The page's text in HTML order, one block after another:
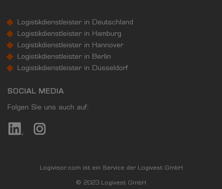
Logistikdienstleister in Deutschland
Logistikdienstleister in Hamburg
Logistikdienstleister in Hannover
Logistikdienstleister in Berlin
Logistikdienstleister in Düsseldorf
SOCIAL MEDIA
Folgen Sie uns auch auf:
Logivisor.com ist ein Service der Logivest GmbH
© 2023 Logivest GmbH